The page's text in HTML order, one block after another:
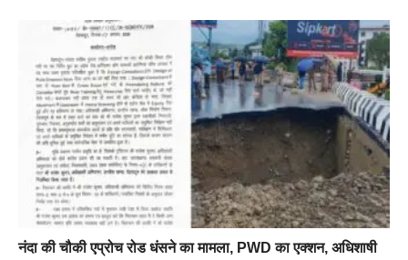
नंदा की चौकी एप्रोच रोड धंसने का मामला, PWD का एक्शन, अधिशाषी